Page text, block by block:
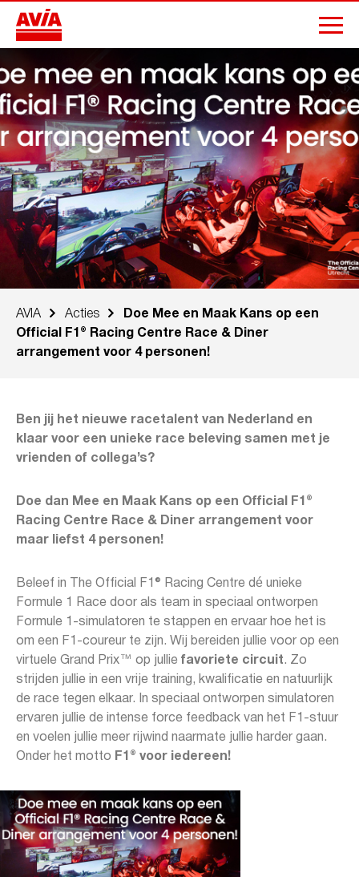
AVIA Acties
Doe Mee en Maak Kans op een
Official F1® Racing Centre Race & Diner
arrangement voor 4 personen!
Ben jij het nieuwe racetalent van Nederland e n
klaar voor een unieke race beleving samen met je
vrienden of collega’s?
Doe dan Mee en Maak Kans op een Official F1®
Racing Centre Race & Diner arrangement voor
maar liefst 4 personen!
Beleef in The Official F1® Racing Centre dé unieke
Formule 1 Race door als team in speciaal ontworpen
Formule 1-simulatoren te stappen en ervaar hoe het is
om een F1-coureur te zijn. Wij bereiden jullie voor op een
virtuele Grand Prix™ op jullie favoriete circuit. Zo
strijden jullie in een vrije training, kwalificatie en natuurlijk
de race tegen elkaar. In speciaal ontworpen simulatoren
ervaren jullie de intense force feedback van het F1-stuur
en voelen jullie meer rijwind naarmate jullie harder gaan.
Onder het motto F1® voor iedereen!